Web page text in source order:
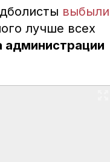
выбыли
лучше всех